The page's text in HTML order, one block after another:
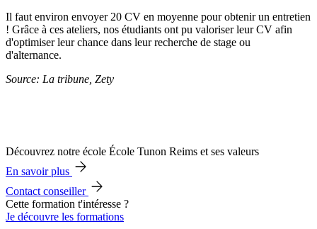
Il faut environ envoyer 20 CV en moyenne pour obtenir un entretien
! Grâce à ces ateliers, nos étudiants ont pu valoriser leur CV afin
d'optimiser leur chance dans leur recherche de stage ou
d'alternance.
Source: La tribune, Zety
Découvrez notre école École Tunon Reims et ses valeurs
En savoir plus
Contact conseiller
Cette formation t'intéresse ?
Je découvre les formations